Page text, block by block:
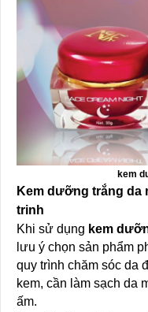
kem
Kem dưỡng trắng da
trinh
Khi sử dụng kem
lưu ý chọn sản phẩm
quy trình chăm sóc da
kem, cần làm sạch da
ấm.